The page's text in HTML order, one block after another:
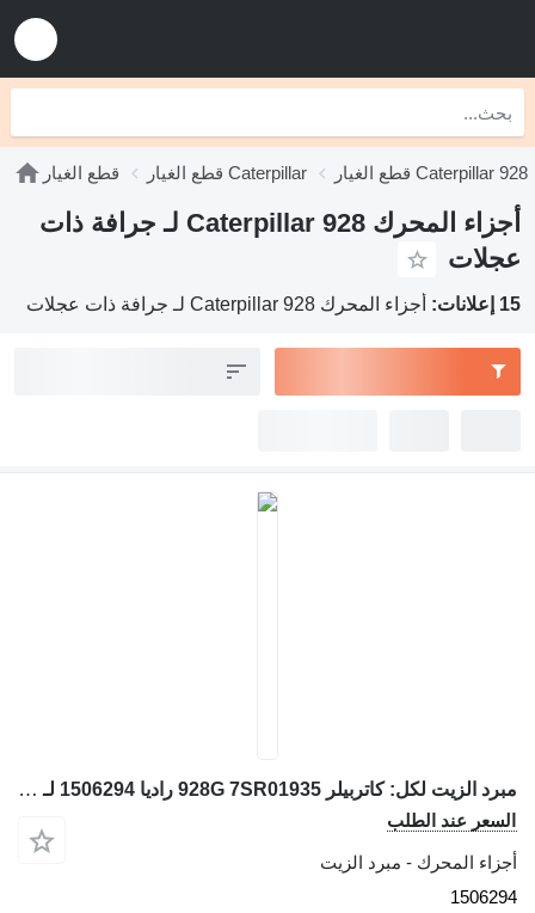
قطع الغيار قطع الغيار Caterpillar قطع الغيار Caterpillar 928
أجزاء المحرك Caterpillar 928 لـ جرافة ذات
عجلات
15 إعلانات: أجزاء المحرك Caterpillar 928 لـ جرافة ذات عجلات
مبرد الزيت لكل: كاتربيلر 928G 7SR01935 راديا 1506294 لـ جرافة ذات عجلات Caterpillar 928G 7SR01935
السعر عند الطلب
أجزاء المحرك - مبرد الزيت
1506294